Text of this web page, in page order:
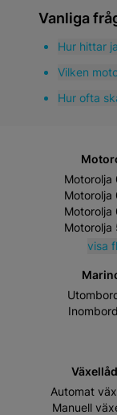
paradmodell
speglar
tillbaka till
av märkets
Vanliga
Hur hittar
Vilken
Hur ofta
Motorolja
Motorolja
Motorolja
Motorolja
visa
Automat
Manuell